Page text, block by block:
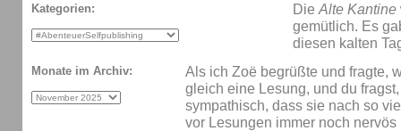
Die Alte Kantine
gemütlich. Es
diesen kalten
Als ich Zoë begrüßte und fragte,
gleich eine Lesung, und du
sympathisch, dass sie nach so
vor Lesungen immer noch nervös
Kategorien:
Monate im Archiv: